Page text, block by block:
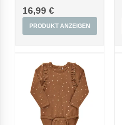
16,99 €
PRODUKT ANZEIGEN